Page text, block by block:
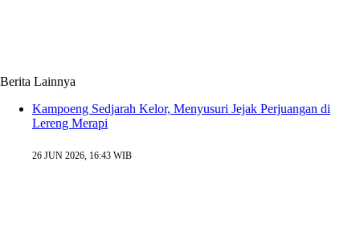
Berita Lainnya
Kampoeng Sedjarah Kelor, Menyusuri Jejak Perjuangan di
Lereng Merapi
26 JUN 2026, 16:43 WIB